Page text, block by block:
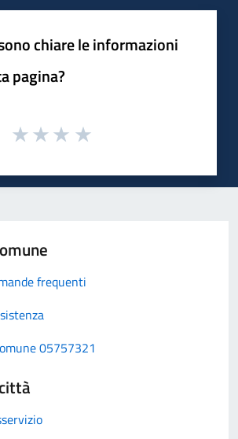
chiare le informazioni
pagina?
frequenti
05757321